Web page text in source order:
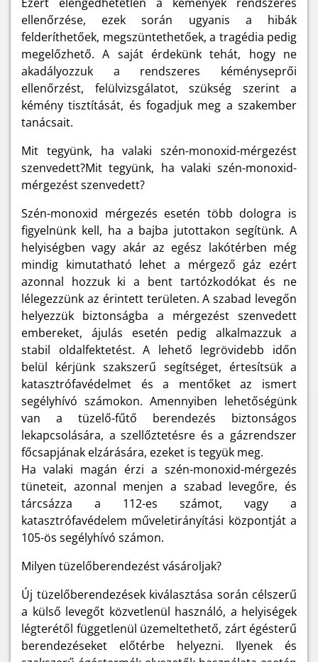
ellenőrzése, ezek során ugyanis a hibák
felderíthetőek, megszüntethetőek, a tragédia pedig
megelőzhető. A saját érdekünk tehát, hogy ne
akadályozzuk a rendszeres kéményseprői
ellenőrzést, felülvizsgálatot, szükség szerint a
kémény tisztítását, és fogadjuk meg a szakember
tanácsait.
Mit tegyünk, ha valaki szén-monoxid-mérgezést
szenvedett?Mit tegyünk, ha valaki szén-monoxid-
mérgezést szenvedett?
Szén-monoxid mérgezés esetén több dologra is
figyelnünk kell, ha a bajba jutottakon segítünk. A
helyiségben vagy akár az egész lakótérben még
mindig kimutatható lehet a mérgező gáz ezért
azonnal hozzuk ki a bent tartózkodókat és ne
lélegezzünk az érintett területen. A szabad levegőn
helyezzük biztonságba a mérgezést szenvedett
embereket, ájulás esetén pedig alkalmazzuk a
stabil oldalfektetést. A lehető legrövidebb időn
belül kérjünk szakszerű segítséget, értesítsük a
katasztrófavédelmet és a mentőket az ismert
segélyhívó számokon. Amennyiben lehetőségünk
van a tüzelő-fűtő berendezés biztonságos
lekapcsolására, a szellőztetésre és a gázrendszer
főcsapjának elzárására, ezeket is tegyük meg.
Ha valaki magán érzi a szén-monoxid-mérgezés
tüneteit, azonnal menjen a szabad levegőre, és
tárcsázza a 112-es számot, vagy a
katasztrófavédelem műveletirányítási központját a
105-ös segélyhívó számon.
Milyen tüzelőberendezést vásároljak?
Új tüzelőberendezések kiválasztása során célszerű
a külső levegőt közvetlenül használó, a helyiségek
légterétől függetlenül üzemeltethető, zárt égésterű
berendezéseket előtérbe helyezni. Ilyenek és